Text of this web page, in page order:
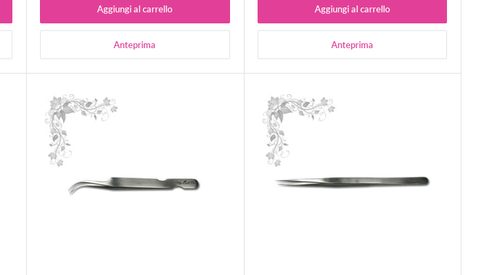
Aggiungi al carrello
Anteprima
Aggiungi al carrello
Anteprima